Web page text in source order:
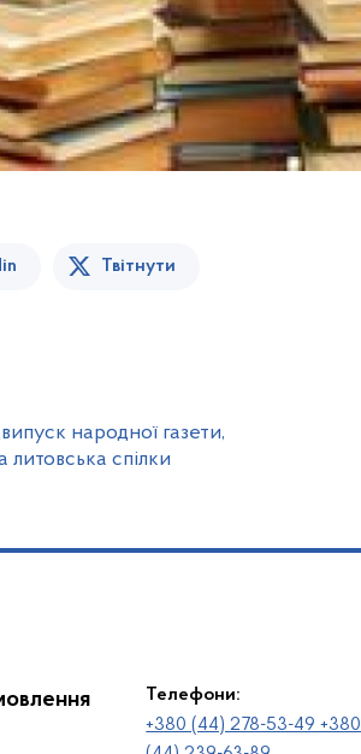
Твітнути
народної газети,
литовська спілки
Телефони:
+380 (44) 278-53-49 +380